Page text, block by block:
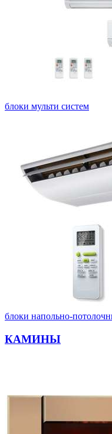
блоки мульти систем
блоки напольно-
КАМИНЫ